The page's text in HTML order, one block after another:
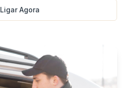
Ligar Agora